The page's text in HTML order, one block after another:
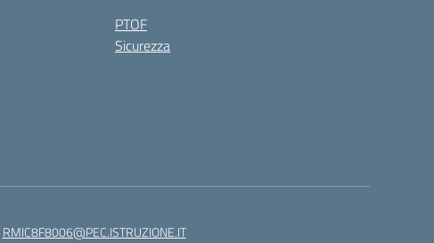
PTOF
Sicurezza
RMIC8F8006@PEC.ISTRUZIONE.IT